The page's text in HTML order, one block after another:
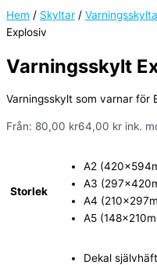
Hem / Skyltar /
Explosiv
Varningsskylt
Varningsskylt som varnar för
Från: 80,00 kr64,00 kr ink.
Storlek
A2
A3
A4
A5
Dekal